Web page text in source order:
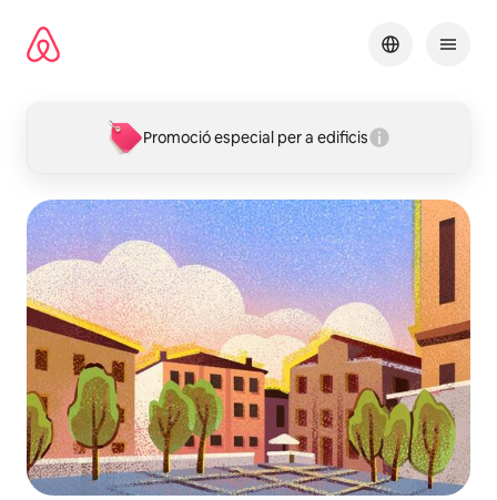
Promoció especial per a edificis